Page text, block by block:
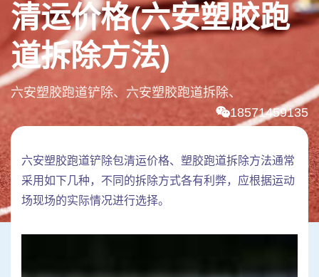
清运价格(六安塑胶跑
道拆除方法)
六安塑胶跑道铲除、六安塑胶跑道拆除、
18571459135
六安塑胶跑道铲除包清运价格、塑胶跑道拆除方法通常
采用如下几种，不同的拆除方式各有利弊，应根据运动
场现场的实际情况进行选择。